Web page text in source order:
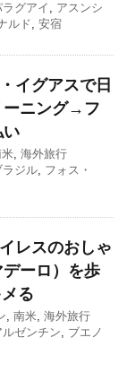
グアイ , アスンシ
ルド, 安宿
イグアスで日
ニング→フ
い
, 海外旅行
ラジル, フォス・
レスのおしゃ
ーロ）を歩
る
, 南米, 海外旅行
ゼンチン, ブエノ